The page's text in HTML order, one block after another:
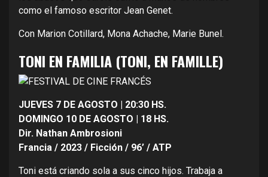
como el famoso escritor Jean Genet.
Con Marion Cotillard, Mona Achache, Marie Bunel.
TONI EN FAMILIA (TONI, EN FAMILLE)
JUEVES 7 DE AGOSTO | 20:30 HS.
DOMINGO 10 DE AGOSTO | 18 HS.
Dir. Nathan Ambrosioni
Francia / 2023 / Ficción / 96’ / ATP
Toni está criando sola a sus cinco hijos. Trabaja a